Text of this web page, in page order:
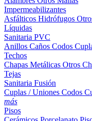
Impermeabilizantes
Asfálticos Hidrófugos
Líquidas
Sanitaria PVC
Anillos Caños Codos
Techos
Chapas Metálicas Otros
Tejas
Sanitaria Fusión
Cuplas / Uniones Codos
más
Pisos